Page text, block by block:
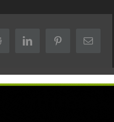
Reddit LinkedIn PinterestCorreo